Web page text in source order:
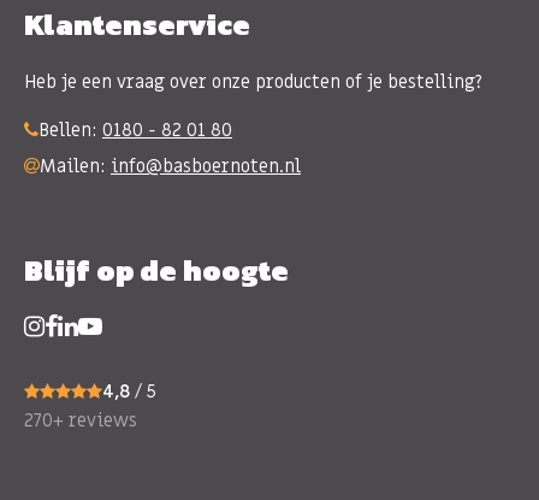
Klantenservice
Heb je een vraag over onze producten of je bestelling?
Bellen: 0180 - 82 01 80
Mailen: info@basboernoten.nl
Blijf op de hoogte
4,8 / 5
270+ reviews